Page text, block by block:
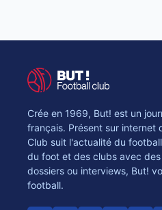
Crée en 1969, But! est un
français. Présent sur internet
Club suit l'actualité du
du foot et des clubs avec
dossiers ou interviews, But!
football.